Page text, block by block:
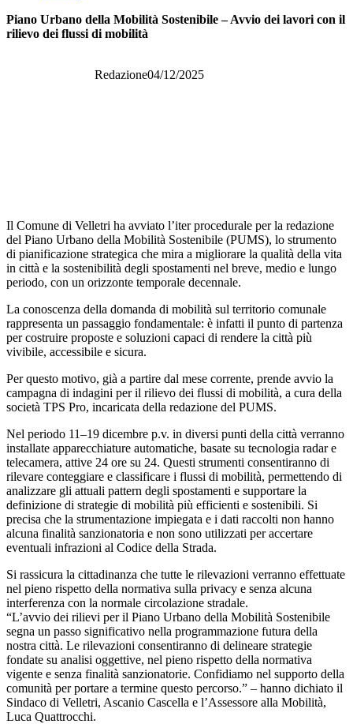
Piano Urbano della Mobilità Sostenibile – Avvio dei lavori con il
rilievo dei flussi di mobilità
Redazione04/12/2025
Il Comune di Velletri ha avviato l’iter procedurale per la redazione
del Piano Urbano della Mobilità Sostenibile (PUMS), lo strumento
di pianificazione strategica che mira a migliorare la qualità della vita
in città e la sostenibilità degli spostamenti nel breve, medio e lungo
periodo, con un orizzonte temporale decennale.
La conoscenza della domanda di mobilità sul territorio comunale
rappresenta un passaggio fondamentale: è infatti il punto di partenza
per costruire proposte e soluzioni capaci di rendere la città più
vivibile, accessibile e sicura.
Per questo motivo, già a partire dal mese corrente, prende avvio la
campagna di indagini per il rilievo dei flussi di mobilità, a cura della
società TPS Pro, incaricata della redazione del PUMS.
Nel periodo 11–19 dicembre p.v. in diversi punti della città verranno
installate apparecchiature automatiche, basate su tecnologia radar e
telecamera, attive 24 ore su 24. Questi strumenti consentiranno di
rilevare conteggiare e classificare i flussi di mobilità, permettendo di
analizzare gli attuali pattern degli spostamenti e supportare la
definizione di strategie di mobilità più efficienti e sostenibili. Si
precisa che la strumentazione impiegata e i dati raccolti non hanno
alcuna finalità sanzionatoria e non sono utilizzati per accertare
eventuali infrazioni al Codice della Strada.
Si rassicura la cittadinanza che tutte le rilevazioni verranno effettuate
nel pieno rispetto della normativa sulla privacy e senza alcuna
interferenza con la normale circolazione stradale.
“L’avvio dei rilievi per il Piano Urbano della Mobilità Sostenibile
segna un passo significativo nella programmazione futura della
nostra città. Le rilevazioni consentiranno di delineare strategie
fondate su analisi oggettive, nel pieno rispetto della normativa
vigente e senza finalità sanzionatorie. Confidiamo nel supporto della
comunità per portare a termine questo percorso.” – hanno dichiato il
Sindaco di Velletri, Ascanio Cascella e l’Assessore alla Mobilità,
Luca Quattrocchi.